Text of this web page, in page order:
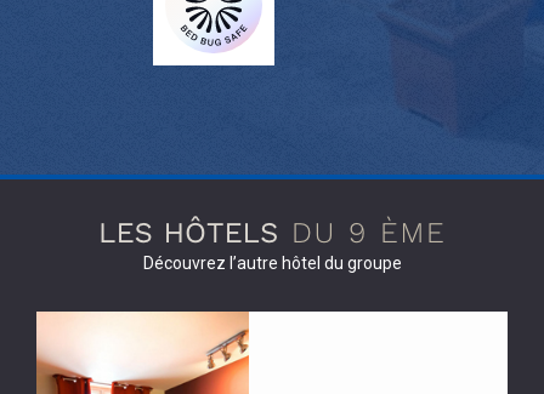
Découvrez l’autre hôtel du groupe